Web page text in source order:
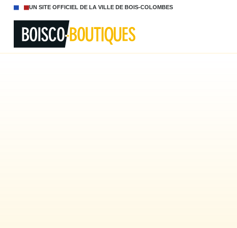
UN SITE OFFICIEL DE LA VILLE DE BOIS-COLOMBES